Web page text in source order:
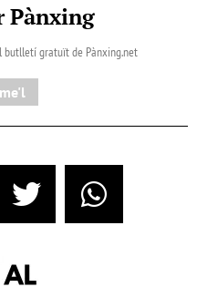
Pànxing
butlletí gratuït de Pànxing.net​